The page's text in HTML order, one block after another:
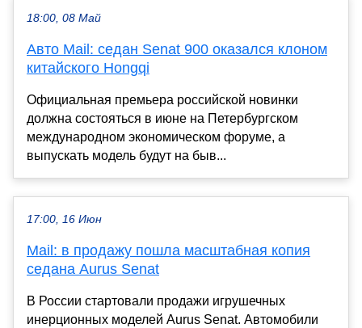
18:00, 08 Май
Авто Mail: седан Senat 900 оказался клоном
китайского Hongqi
Официальная премьера российской новинки
должна состояться в июне на Петербургском
международном экономическом форуме, а
выпускать модель будут на быв...
17:00, 16 Июн
Mail: в продажу пошла масштабная копия
седана Aurus Senat
В России стартовали продажи игрушечных
инерционных моделей Aurus Senat. Автомобили